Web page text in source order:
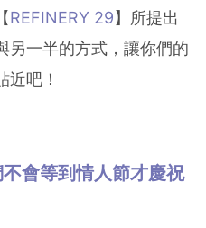
REFINERY 29】所提出
另一半的方式，讓你們的
近吧！
會等到情人節才慶祝